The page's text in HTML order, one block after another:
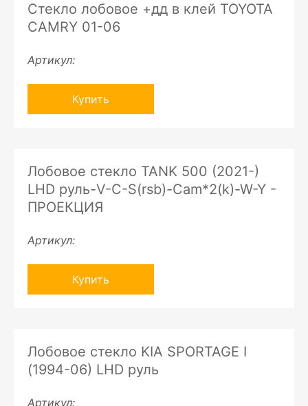
Стекло лобовое +дд в клей TOYOTA
CAMRY 01-06
Артикул:
Купить
Лобовое стекло TANK 500 (2021-)
LHD руль-V-C-S(rsb)-Cam*2(k)-W-Y -
ПРОЕКЦИЯ
Артикул:
Купить
Лобовое стекло KIA SPORTAGE I
(1994-06) LHD руль
Артикул: